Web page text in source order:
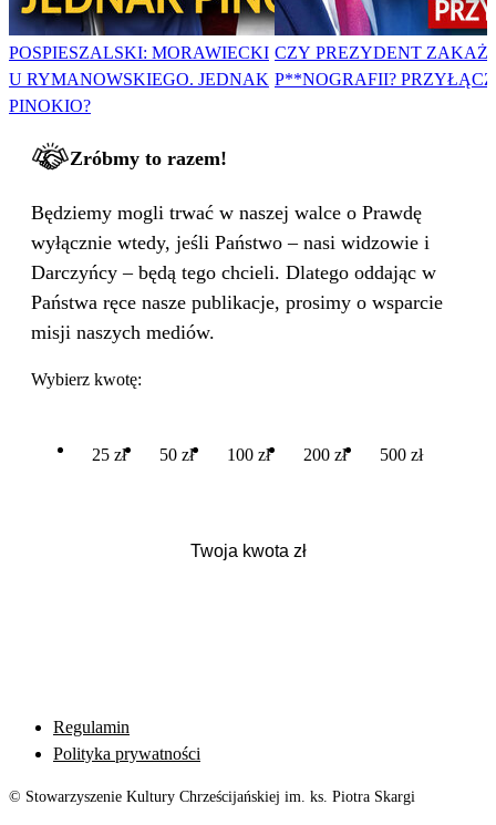
POSPIESZALSKI: MORAWIECKI
U RYMANOWSKIEGO. JEDNAK
PINOKIO?
CZY PREZYDENT
P**NOGRAFII?
Zróbmy to razem!
Będziemy mogli trwać w naszej walce o Prawdę
wyłącznie wtedy, jeśli Państwo – nasi widzowie i
Darczyńcy – będą tego chcieli. Dlatego oddając w
Państwa ręce nasze publikacje, prosimy o wsparcie
misji naszych mediów.
Wybierz kwotę:
25 zł 50 zł 100 zł 200 zł 500 zł
Regulamin
Polityka prywatności
© Stowarzyszenie Kultury Chrześcijańskiej im. ks. Piotra Skargi